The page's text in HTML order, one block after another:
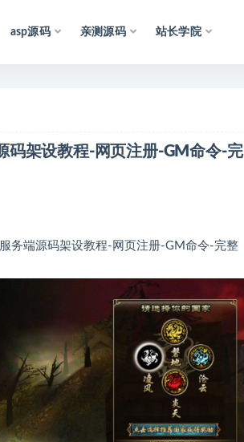
asp源码 亲测源码 站长学院
码架设教程-网页注册-GM命令-完
务端源码架设教程-网页注册-GM命令-完整